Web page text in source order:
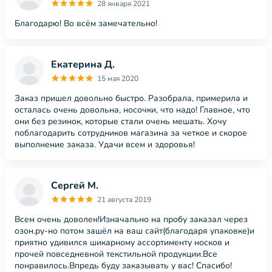
28 января 2021
Благодарю! Во всём замечательно!
Екатерина Д.
15 мая 2020
Заказ пришел довольно быстро. Разобрала, примерила и
осталась очень довольна, носочки, что надо! Главное, что
они без резинок, которые стали очень мешать. Хочу
поблагодарить сотрудников магазина за четкое и скорое
выполнение заказа. Удачи всем и здоровья!
Сергей М.
21 августа 2019
Всем очень доволен!Изначально на пробу заказал через
озон.ру-но потом зашёл на ваш сайт(благодаря упаковке)и
приятно удивился шикарному ассортименту носков и
прочей повседневной текстильной продукции.Все
понравилось.Впредь буду заказывать у вас! Спасибо!